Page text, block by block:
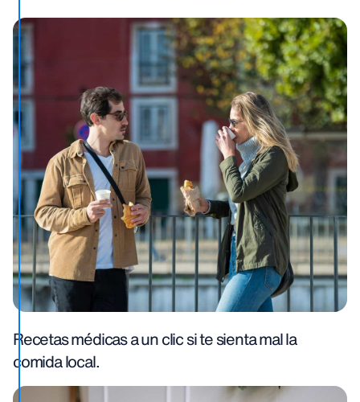
Recetas médicas a un clic si te sienta mal la
comida local.